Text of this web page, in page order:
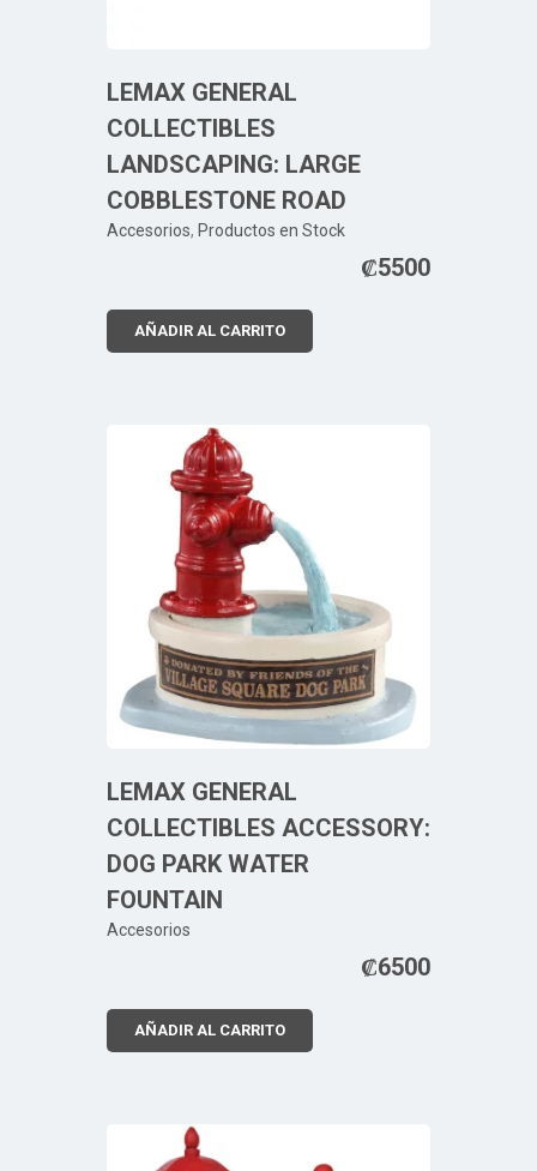
LEMAX GENERAL
COLLECTIBLES
LANDSCAPING: LARGE
COBBLESTONE ROAD
Accesorios, Productos en Stock
₡5500
AÑADIR AL CARRITO
LEMAX GENERAL
COLLECTIBLES ACCESSORY:
DOG PARK WATER
FOUNTAIN
Accesorios
₡6500
AÑADIR AL CARRITO